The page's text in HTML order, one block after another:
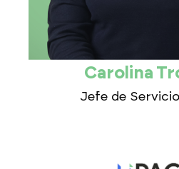
Carolina
Jefe de